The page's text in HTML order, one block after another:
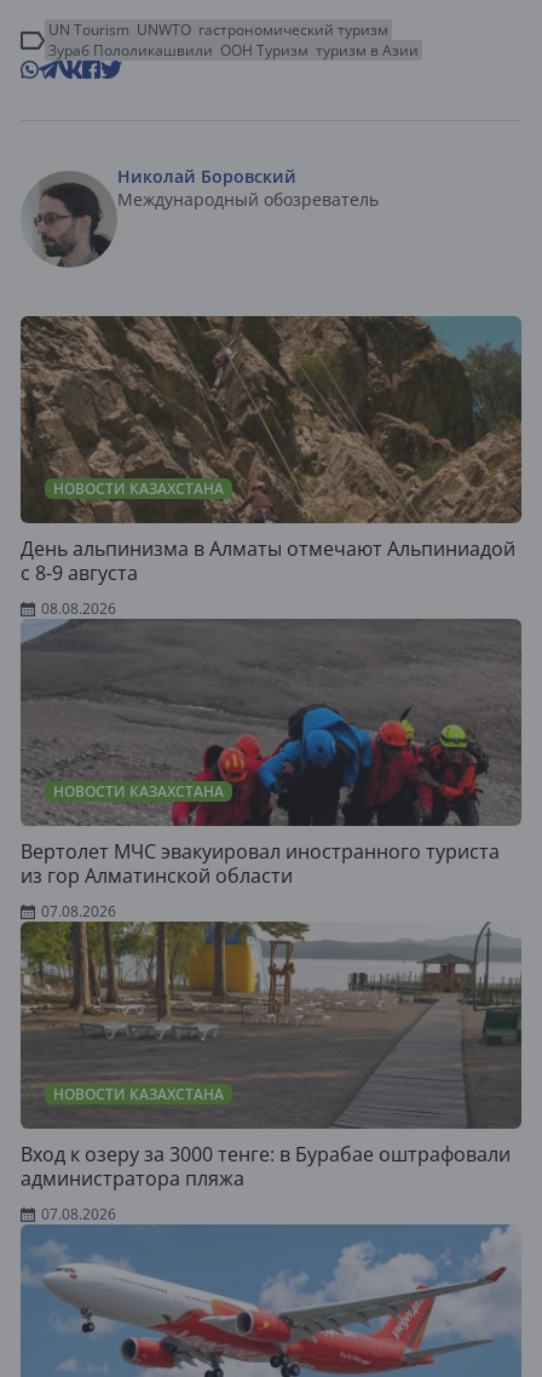
UN Tourism UNWTO гастрономический туризм
Зураб Пололикашвили ООН Туризм туризм в Азии
Николай Боровский
Международный обозреватель
НОВОСТИ КАЗАХСТАНА
День альпинизма в Алматы отмечают Альпиниадой
с 8-9 августа
08.08.2026
НОВОСТИ КАЗАХСТАНА
Вертолет МЧС эвакуировал иностранного туриста
из гор Алматинской области
07.08.2026
НОВОСТИ КАЗАХСТАНА
Вход к озеру за 3000 тенге: в Бурабае оштрафовали
администратора пляжа
07.08.2026